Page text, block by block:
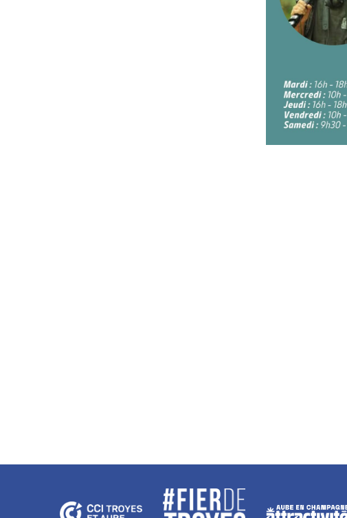
On a attendu d'être sûrs que le contenu de ce site vous
intéresse avant de vous déranger, mais on aimerait bien vous
accompagner pendant votre visite...